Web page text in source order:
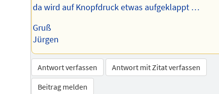
da wird auf Knopfdruck etwas aufgeklappt …
Gruß
Jürgen
Antwort verfassen
Antwort mit Zitat verfassen
Beitrag melden